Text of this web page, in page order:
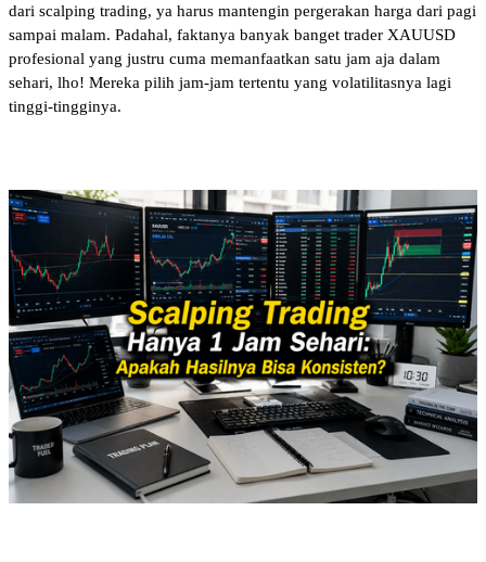
dari scalping trading, ya harus mantengin pergerakan harga dari pagi
sampai malam. Padahal, faktanya banyak banget trader XAUUSD
profesional yang justru cuma memanfaatkan satu jam aja dalam
sehari, lho! Mereka pilih jam-jam tertentu yang volatilitasnya lagi
tinggi-tingginya.